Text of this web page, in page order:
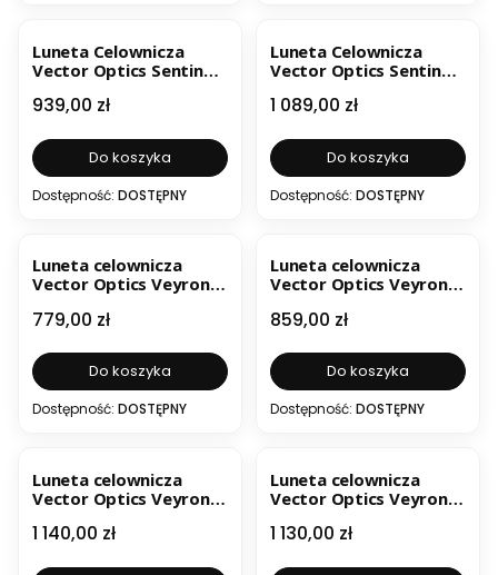
Luneta Celownicza
Vector Optics Sentinel-
Cena
939,00 zł
Do koszyka
Dostępność: DOSTĘPNY
Luneta Celownicza
Vector Optics Sentinel-
Cena
1 089,00 zł
Do koszyka
Dostępność: DOSTĘPNY
Luneta celownicza
Vector Optics Veyron
MPR-4 SCOM-24
Cena
779,00 zł
Do koszyka
Dostępność: DOSTĘPNY
Luneta celownicza
Vector Optics Veyron
Cena
859,00 zł
Do koszyka
Dostępność: DOSTĘPNY
Luneta celownicza
Vector Optics Veyron
FFP SCFF-73
Cena
1 140,00 zł
Luneta celownicza
Vector Optics Veyron
FFP SCFF-78
Cena
1 130,00 zł